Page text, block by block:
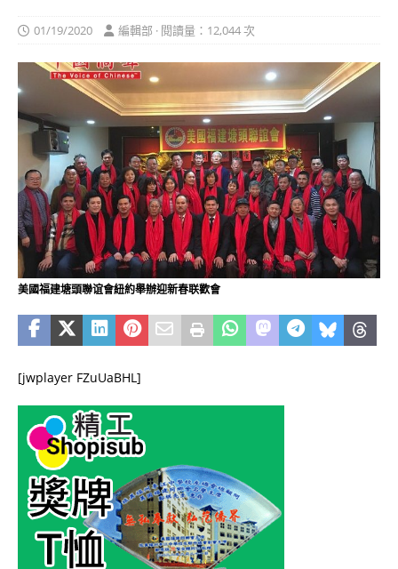
01/19/2020 編輯部 · 閱讀量：12,044 次
美國福建塘頭聯谊會紐約舉辦迎新春联歡會
[jwplayer FZuUaBHL]